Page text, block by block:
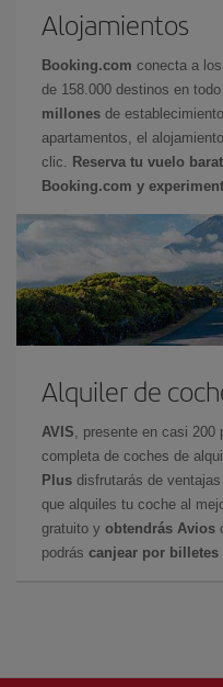
Alojamientos
Booking.com conecta a
de 158.000 destinos en
millones de
apartamentos, el
clic.
Reserva tu vuelo
Booking.com y
Alquiler de
AVIS , presente en casi
completa de coches de
Plus disfrutarás de
que alquiles tu coche al
gratuito y obtendrás Avios
podrás canjear por